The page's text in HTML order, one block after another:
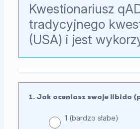
Kwestionariusz
tradycyjnego
(USA) i jest
objawów
1. Jak oceniasz swoje libido
1 (bardzo słabe)